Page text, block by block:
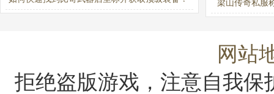
梁山传奇私服
答？
网站
拒绝盗版游戏，注意自我